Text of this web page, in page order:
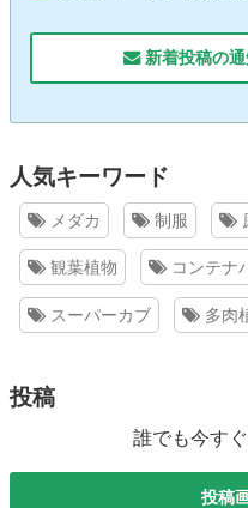
新着投稿の通
人気キーワード
メダカ 制服
観葉植物 コンテナ
スーパーカブ 多肉
投稿
誰でも今す
投稿